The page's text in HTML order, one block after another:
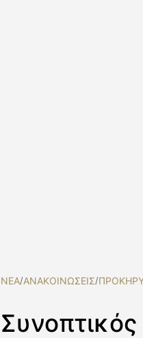
NEA/ΑΝΑΚΟΙΝΩΣΕΙΣ/